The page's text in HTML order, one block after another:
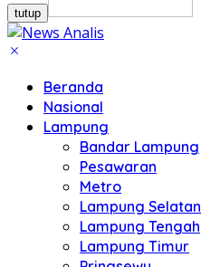
tutup
Beranda
Nasional
Lampung
Bandar Lampung
Pesawaran
Metro
Lampung Selatan
Lampung Tengah
Lampung Timur